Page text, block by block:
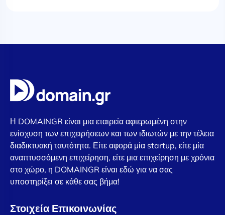
Η DOMAINGR είναι μια εταιρεία αφιερωμένη στην
ενίσχυση των επιχειρήσεων και των ιδιωτών με την τέλεια
διαδικτυακή ταυτότητα. Είτε αφορά μία startup, είτε μία
αναπτυσσόμενη επιχείρηση, είτε μια επιχείρηση με χρόνια
στο χώρο, η DOMAINGR είναι εδώ για να σας
υποστηρίξει σε κάθε σας βήμα!
Στοιχεία Επικοινωνίας